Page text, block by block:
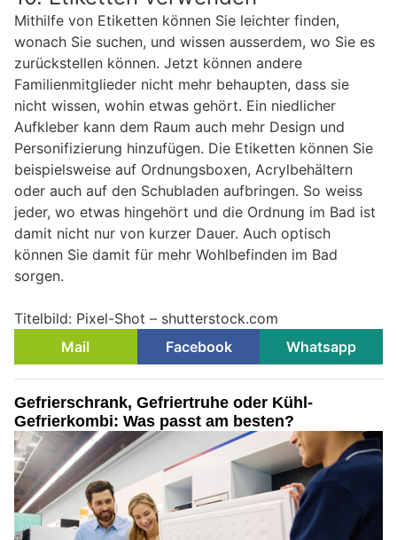
Mithilfe von Etiketten können Sie leichter finden,
wonach Sie suchen, und wissen ausserdem, wo Sie es
zurückstellen können. Jetzt können andere
Familienmitglieder nicht mehr behaupten, dass sie
nicht wissen, wohin etwas gehört. Ein niedlicher
Aufkleber kann dem Raum auch mehr Design und
Personifizierung hinzufügen. Die Etiketten können Sie
beispielsweise auf Ordnungsboxen, Acrylbehältern
oder auch auf den Schubladen aufbringen. So weiss
jeder, wo etwas hingehört und die Ordnung im Bad ist
damit nicht nur von kurzer Dauer. Auch optisch
können Sie damit für mehr Wohlbefinden im Bad
sorgen.
Titelbild: Pixel-Shot – shutterstock.com
Mail
Facebook Whatsapp
Gefrierschrank, Gefriertruhe oder Kühl-
Gefrierkombi: Was passt am besten?